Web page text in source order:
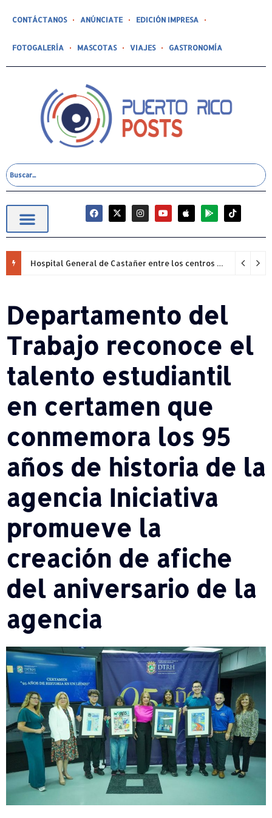
CONTÁCTANOS ANÚNCIATE EDICIÓN IMPRESA
FOTOGALERÍA MASCOTAS VIAJES GASTRONOMÍA
Hospital General de Castañer entre los centros de salud comunitarios con mejor desempeño clínico de Estados Unidos
Departamento del
Trabajo reconoce el
talento estudiantil
en certamen que
conmemora los 95
años de historia de la
agencia Iniciativa
promueve la
creación de afiche
del aniversario de la
agencia